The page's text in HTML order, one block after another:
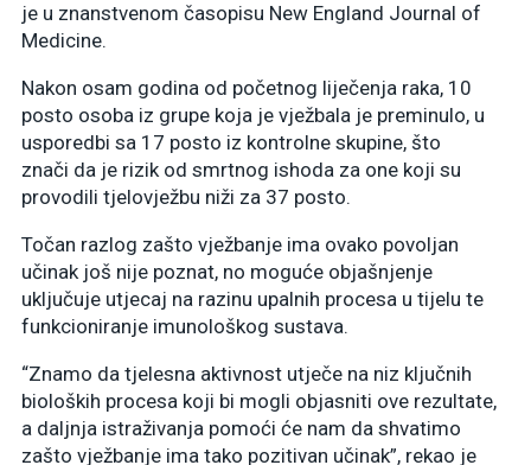
je u znanstvenom časopisu New England Journal of
Medicine.
Nakon osam godina od početnog liječenja raka, 10
posto osoba iz grupe koja je vježbala je preminulo, u
usporedbi sa 17 posto iz kontrolne skupine, što
znači da je rizik od smrtnog ishoda za one koji su
provodili tjelovježbu niži za 37 posto.
Točan razlog zašto vježbanje ima ovako povoljan
učinak još nije poznat, no moguće objašnjenje
uključuje utjecaj na razinu upalnih procesa u tijelu te
funkcioniranje imunološkog sustava.
“Znamo da tjelesna aktivnost utječe na niz ključnih
bioloških procesa koji bi mogli objasniti ove rezultate,
a daljnja istraživanja pomoći će nam da shvatimo
zašto vježbanje ima tako pozitivan učinak”, rekao je